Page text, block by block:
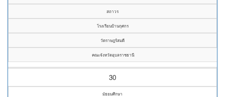
สถาวร
โรงเรียนบ้านกุศกร
วัดราษฎร์สมดี
คณะจังหวัดอุบลราชธานี
30
มัธยมศึกษา